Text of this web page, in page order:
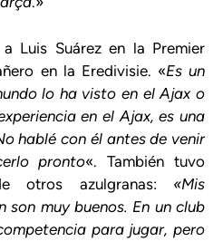
Luis Suárez en la Premier
en la Eredivisie. «Es un
lo ha visto en el Ajax o
en el Ajax, es una
hablé con él antes de venir
pronto«. También tuvo
otros azulgranas: «Mis
son muy buenos. En un club
para jugar, pero